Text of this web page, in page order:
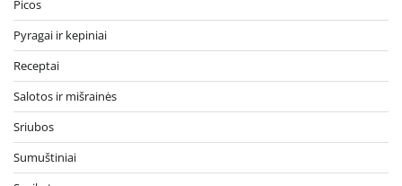
Picos
Pyragai ir kepiniai
Receptai
Salotos ir mišrainės
Sriubos
Sumuštiniai